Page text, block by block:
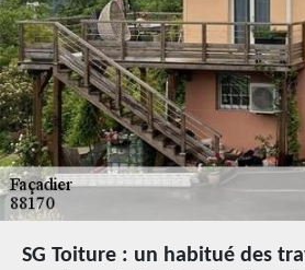
SG Toiture : un habitué des